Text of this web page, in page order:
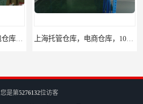
您是第5276132位访客